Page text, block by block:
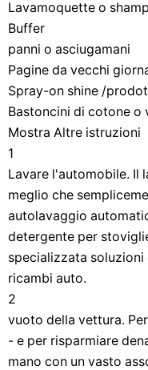
Lavamoquette o
Buffer
panni o asciugamani
Pagine da vecchi
Spray-on shine /
Bastoncini di cotone o
Mostra Altre istruzioni
1
Lavare l'automobile. Il
meglio che
autolavaggio
detergente per
specializzata
ricambi auto.
2
vuoto della vettura.
- e per risparmiare
mano con un vasto